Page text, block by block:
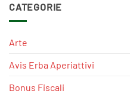
CATEGORIE
Arte
Avis Erba Aperiattivi
Bonus Fiscali